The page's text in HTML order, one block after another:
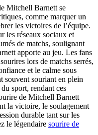
Mitchell Barnett se
comme marquer un
les victoires de l’équipe.
les réseaux sociaux et
de matchs, soulignant
apporte au jeu. Les fans
lors de matchs serrés,
et le calme sous
souvent souriant en plein
sport, rendant ces
de Mitchell Barnett
la victoire, le soulagement
durable tant sur les
le légendaire sourire de